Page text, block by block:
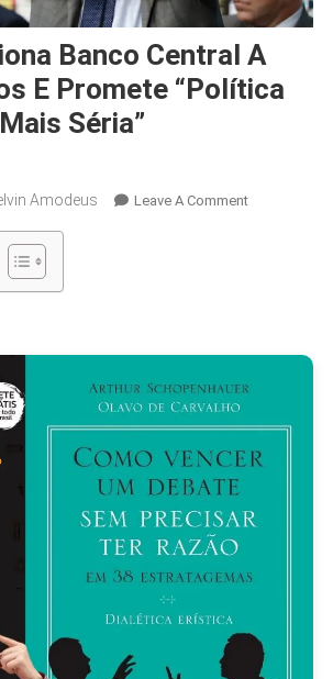
Banco Central A
E Promete “política
Séria”
Amodeus Leave A CommentOn
Promete
“política
Séria”